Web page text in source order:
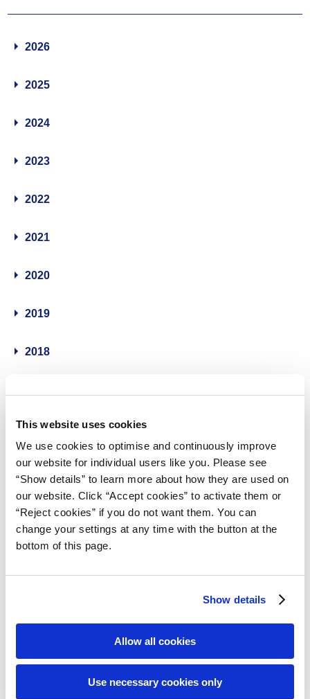
This website uses cookies
We use cookies to optimise and continuously improve
our website for individual users like you. Please see
“Show details” to learn more about how they are used on
our website. Click “Accept cookies” to activate them or
“Reject cookies” if you do not want them. You can
change your settings at any time with the button at the
bottom of this page.
Show details
Allow all cookies
Use necessary cookies only
2026
2025
2024
2023
2022
2021
2020
2019
2018
2016
2015